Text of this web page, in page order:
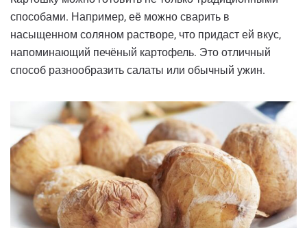
способами. Например, её можно сварить в
насыщенном соляном растворе, что придаст ей вкус,
напоминающий печёный картофель. Это отличный
способ разнообразить салаты или обычный ужин.